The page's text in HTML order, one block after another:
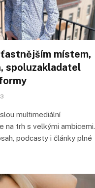
místem,
spoluzakladatel
multimediální
na trh s velkými ambicemi.
podcasty i články plné